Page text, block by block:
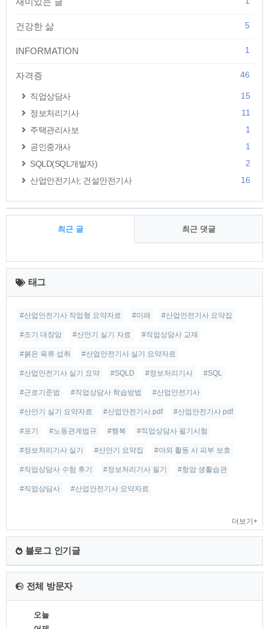
건강한 삶 5
INFORMATION 1
자격증 46
직업상담사
15
정보처리기사
11
주택관리사보
1
공인중개사
1
SQLD(SQL개발자)
2
산업안전기사; 건설안전기사
16
최근 글 최근 댓글
최
근
글
태그
#산업안전기사 작업형 요약자료 #미래 #산업안전기사 요약집
#조기 대장암 #산안기 실기 자료 #직업상담사 교재
#붉은 육류 섭취 #산업안전기사 실기 요약자료
#산업안전기사 실기 요약 #SQLD #정보처리기사 #SQL
#근로기준법 #직업상담사 학습방법 #산업안전기사
#산안기 실기 요약자료 #산업안전기사.pdf #산업안전기사 pdf
#포기 #노동관계법규 #행복 #직업상담사 필기시험
#정보처리기사 실기 #산안기 요약집 #야외 활동 시 피부 보호
#직업상담사 수험 후기 #정보처리기사 필기 #항암 생활습관
#직업상담사 #산업안전기사 요약자료
더보기+
블로그 인기글
전체 방문자
오늘